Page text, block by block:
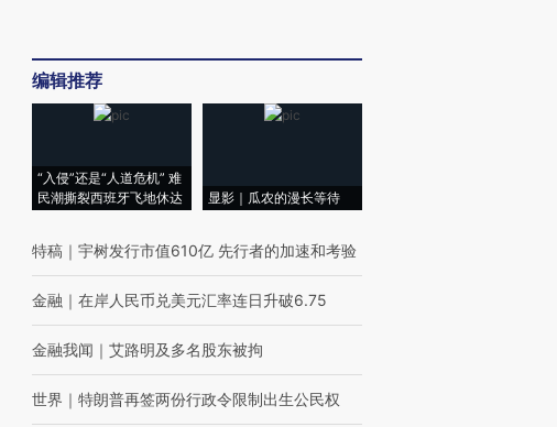
编辑推荐
“入侵”还是“人道危机” 难
民潮撕裂西班牙飞地休达
显影｜瓜农的漫长等待
特稿 ｜ 宇树发行市值610亿 先行者的加速和考验
金融 ｜ 在岸人民币兑美元汇率连日升破6.75
金融我闻 ｜ 艾路明及多名股东被拘
世界 ｜ 特朗普再签两份行政令限制出生公民权